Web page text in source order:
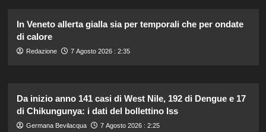
In Veneto allerta gialla sia per temporali che per ondate
di calore
Redazione 7 Agosto 2026 : 2:35
Da inizio anno 141 casi di West Nile, 192 di Dengue e 17
di Chikungunya: i dati del bollettino Iss
Germana Bevilacqua 7 Agosto 2026 : 2:25